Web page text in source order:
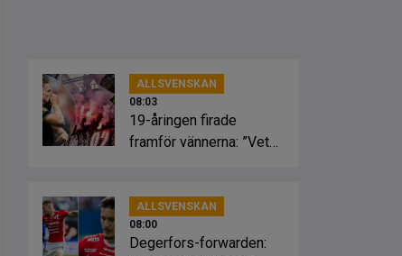
ALLSVENSKAN
08:03
19-åringen firade
framför vännerna: ”Vet
ALLSVENSKAN
08:00
Degerfors-forwarden: